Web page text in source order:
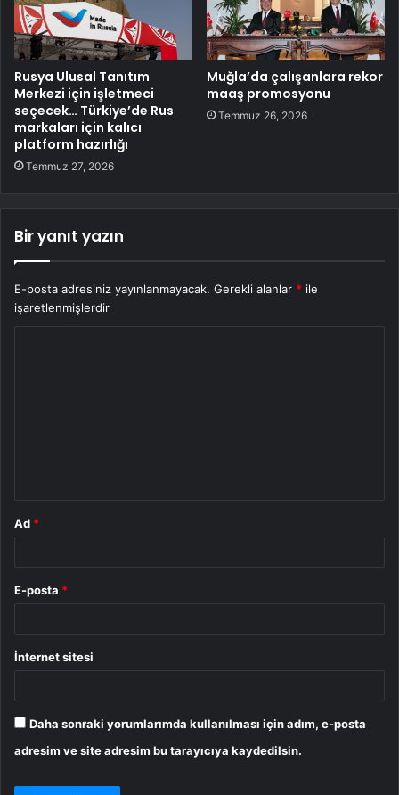
Rusya Ulusal Tanıtım
Merkezi için işletmeci
seçecek… Türkiye’de Rus
markaları için kalıcı
platform hazırlığı
Temmuz 27, 2026
Muğla’da çalışanlara rekor
maaş promosyonu
Temmuz 26, 2026
Bir yanıt yazın
E-posta adresiniz yayınlanmayacak. Gerekli alanlar * ile
işaretlenmişlerdir
Ad *
E-posta *
İnternet sitesi
Daha sonraki yorumlarımda kullanılması için adım, e-posta
adresim ve site adresim bu tarayıcıya kaydedilsin.